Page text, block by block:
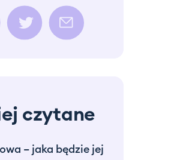
czytane
– jaka będzie jej